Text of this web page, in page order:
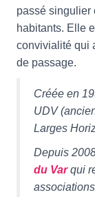
passé singulier
habitants. Elle
convivialité qui
de passage.
Créée en
UDV
Larges
Depuis
du Varqui